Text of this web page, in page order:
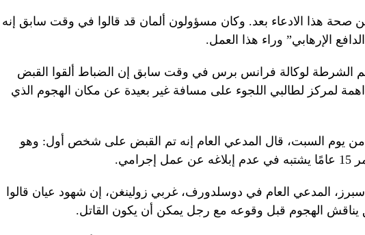
صحة هذا الادعاء بعد. وكان مسؤولون ألمان قد قالوا في وقت سابق إنه
الإرهابي” وراء هذا العمل.
الشرطة لوكالة فرانس برس في وقت سابق إن الضباط ألقوا القبض
لمركز لطالبي اللجوء على مسافة غير بعيدة عن مكان الهجوم الذي
يوم السبت، قال المدعي العام إنه تم القبض على شخص أول: وهو
المدعي العام في دوسلدورف، غربي زولينغن، إن شهود عيان قالوا
يناقش الهجوم قبل وقوعه مع رجل يمكن أن يكون القاتل.